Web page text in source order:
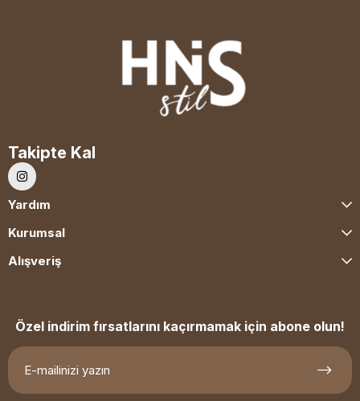
Takipte Kal
Yardım
Kurumsal
Alışveriş
Özel indirim fırsatlarını kaçırmamak için abone olun!